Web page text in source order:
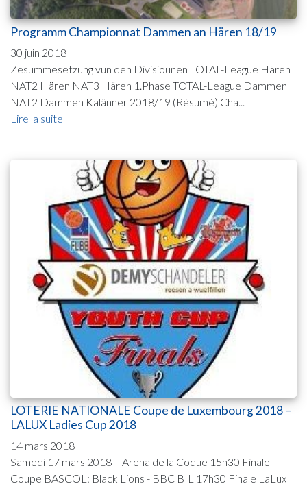
Programm Championnat Dammen an Hären 18/19
30 juin 2018
Zesummesetzung vun den Divisiounen TOTAL-League Hären
NAT2 Hären NAT3 Hären 1.Phase TOTAL-League Dammen
NAT2 Dammen Kalänner 2018/19 (Résumé) Cha...
Lire la suite
LOTERIE NATIONALE Coupe de Luxembourg 2018 –
LALUX Ladies Cup 2018
14 mars 2018
Samedi 17 mars 2018 – Arena de la Coque 15h30 Finale
Coupe BASCOL: Black Lions - BBC BIL 17h30 Finale LaLux